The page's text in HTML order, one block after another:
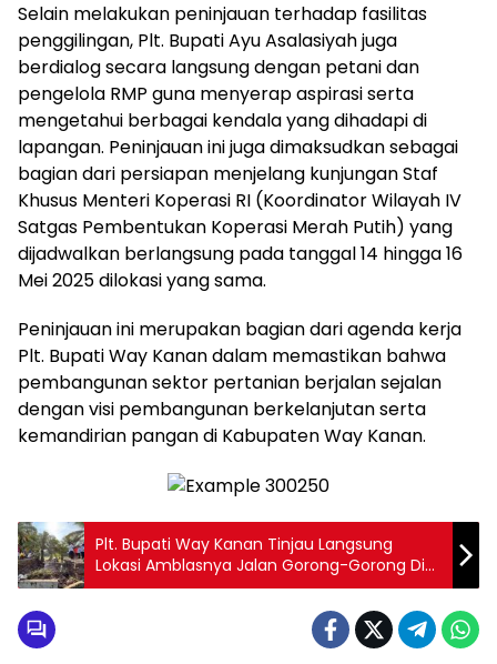
Selain melakukan peninjauan terhadap fasilitas
penggilingan, Plt. Bupati Ayu Asalasiyah juga
berdialog secara langsung dengan petani dan
pengelola RMP guna menyerap aspirasi serta
mengetahui berbagai kendala yang dihadapi di
lapangan. Peninjauan ini juga dimaksudkan sebagai
bagian dari persiapan menjelang kunjungan Staf
Khusus Menteri Koperasi RI (Koordinator Wilayah IV
Satgas Pembentukan Koperasi Merah Putih) yang
dijadwalkan berlangsung pada tanggal 14 hingga 16
Mei 2025 dilokasi yang sama.
Peninjauan ini merupakan bagian dari agenda kerja
Plt. Bupati Way Kanan dalam memastikan bahwa
pembangunan sektor pertanian berjalan sejalan
dengan visi pembangunan berkelanjutan serta
kemandirian pangan di Kabupaten Way Kanan.
Plt. Bupati Way Kanan Tinjau Langsung
Lokasi Amblasnya Jalan Gorong-Gorong Di
Kampung Tanjung Dalam